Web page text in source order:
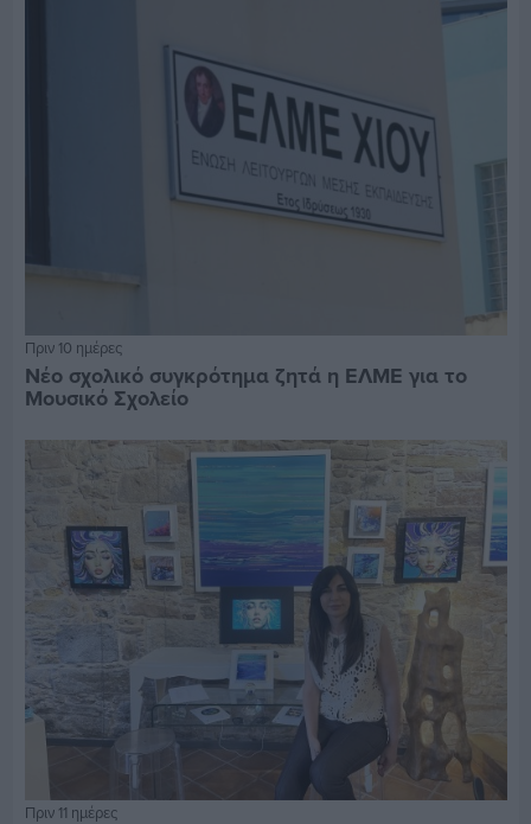
Πριν 10 ημέρες
Νέο σχολικό συγκρότημα ζητά η ΕΛΜΕ για το
Μουσικό Σχολείο
Πριν 11 ημέρες